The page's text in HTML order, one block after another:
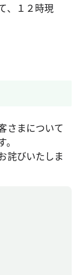
、１２時現
さまについて
詫びいたしま